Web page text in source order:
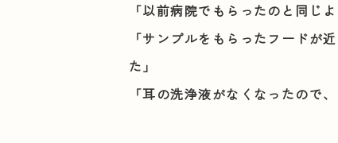
「以前病院でもらったのと同じ
「サンプルをもらったフードが
た」
「耳の洗浄液がなくなったので